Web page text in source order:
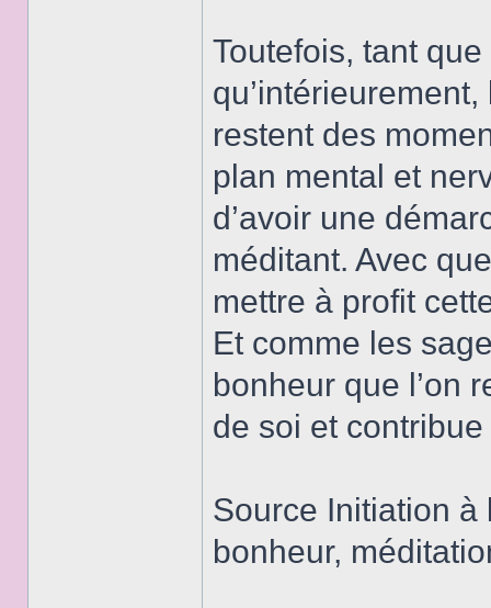
Toutefois, tant que
restent des
plan mental et
d’avoir une
méditant. Avec
mettre à profit
Et comme les
bonheur que l’on
de soi et
Source Initiation à
bonheur,